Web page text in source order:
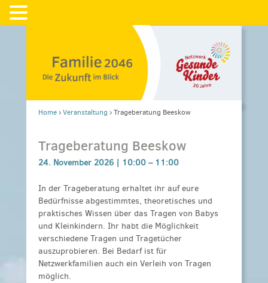
Home›Veranstaltung ›Trageberatung Beeskow
Trageberatung Beeskow
24. November 2026 | 10:00 – 11:00
In der Trageberatung erhaltet ihr auf eure
Bedürfnisse abgestimmtes, theoretisches und
praktisches Wissen über das Tragen von Babys
und Kleinkindern. Ihr habt die Möglichkeit
verschiedene Tragen und Tragetücher
auszuprobieren. Bei Bedarf ist für
Netzwerkfamilien auch ein Verleih von Tragen
möglich.